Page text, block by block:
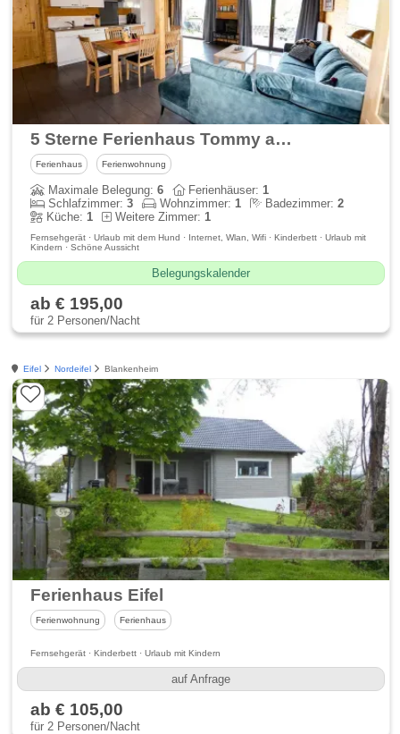
5 Sterne Ferienhaus Tommy am idyllischen Waldsee Rieden
Ferienhaus Ferienwohnung
Maximale Belegung:6 Ferienhäuser:1
Schlafzimmer:3 Wohnzimmer:1 Badezimmer:2
Küche:1 Weitere Zimmer:1
Fernsehgerät · Urlaub mit dem Hund · Internet, Wlan, Wifi · Kinderbett · Urlaub mit
Kindern · Schöne Aussicht
Belegungskalender
ab € 195,00
für 2 Personen/Nacht
Eifel Nordeifel Blankenheim
Ferienhaus Eifel
Ferienwohnung Ferienhaus
Fernsehgerät · Kinderbett · Urlaub mit Kindern
auf Anfrage
ab € 105,00
für 2 Personen/Nacht